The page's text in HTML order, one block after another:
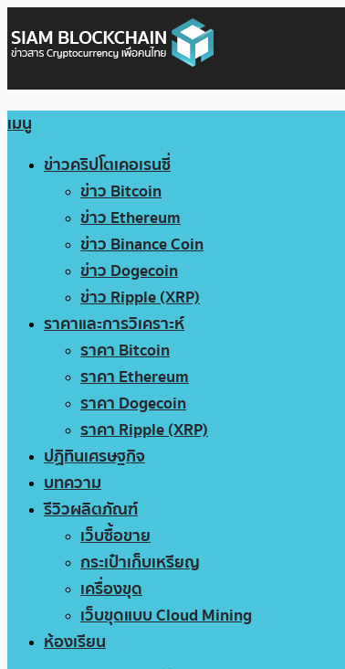
เมนู
ข่าวคริปโตเคอเรนซี่
ข่าว Bitcoin
ข่าว Ethereum
ข่าว Binance Coin
ข่าว Dogecoin
ข่าว Ripple (XRP)
ราคาและการวิเคราะห์
ราคา Bitcoin
ราคา Ethereum
ราคา Dogecoin
ราคา Ripple (XRP)
ปฏิทินเศรษฐกิจ
บทความ
รีวิวผลิตภัณฑ์
เว็บซื้อขาย
กระเป๋าเก็บเหรียญ
เครื่องขุด
เว็บขุดแบบ Cloud Mining
ห้องเรียน